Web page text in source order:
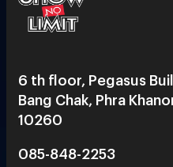
6 th floor, Pegasus
Bang Chak, Phra
10260
085-848-2253